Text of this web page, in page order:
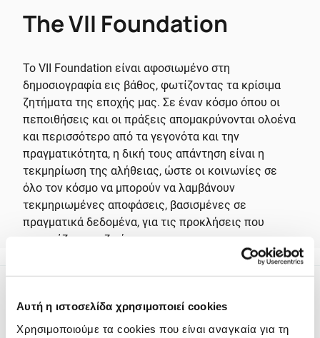
Αυτή η ιστοσελίδα χρησιμοποιεί cookies
Χρησιμοποιούμε τα cookies που είναι αναγκαία για τη
The VII Foundation
Το VII Foundation είναι αφοσιωμένο στη
δημοσιογραφία εις βάθος, φωτίζοντας τα κρίσιμα
ζητήματα της εποχής μας. Σε έναν κόσμο όπου οι
πεποιθήσεις και οι πράξεις απομακρύνονται ολοένα
και περισσότερο από τα γεγονότα και την
πραγματικότητα, η δική τους απάντηση είναι η
τεκμηρίωση της αλήθειας, ώστε οι κοινωνίες σε
όλο τον κόσμο να μπορούν να λαμβάνουν
τεκμηριωμένες αποφάσεις, βασισμένες σε
πραγματικά δεδομένα, για τις προκλήσεις που
επηρεάζουν τη ζωή τους.